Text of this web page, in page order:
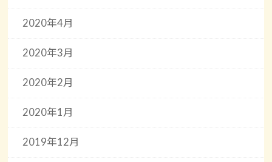
2020年4月
2020年3月
2020年2月
2020年1月
2019年12月